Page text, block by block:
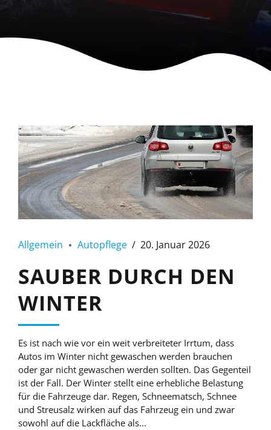
Allgemein Autopflege 20. Januar 2026
SAUBER DURCH DEN
WINTER
Es ist nach wie vor ein weit verbreiteter Irrtum, dass
Autos im Winter nicht gewaschen werden brauchen
oder gar nicht gewaschen werden sollten. Das Gegenteil
ist der Fall. Der Winter stellt eine erhebliche Belastung
für die Fahrzeuge dar. Regen, Schneematsch, Schnee
und Streusalz wirken auf das Fahrzeug ein und zwar
sowohl auf die Lackfläche als...